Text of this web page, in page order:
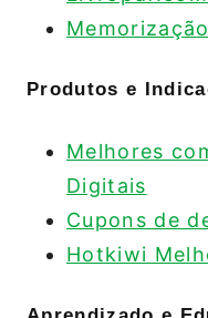
Produtos e
Melhores
Digitais
Cupons de
Hotkiwi